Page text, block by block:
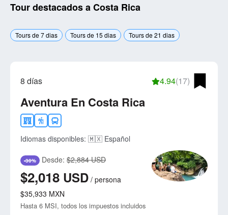
Tour destacados a Costa Rica
Tours de 7 dias Tours de 15 dias Tours de 21 dias
8 días 4.94(17)
Aventura En Costa Rica
Idiomas disponibles: 🇲🇽 Español
-30% Desde: $2,884 USD
$2,018 USD / persona
$35,933 MXN
Hasta 6 MSI, todos los impuestos incluidos